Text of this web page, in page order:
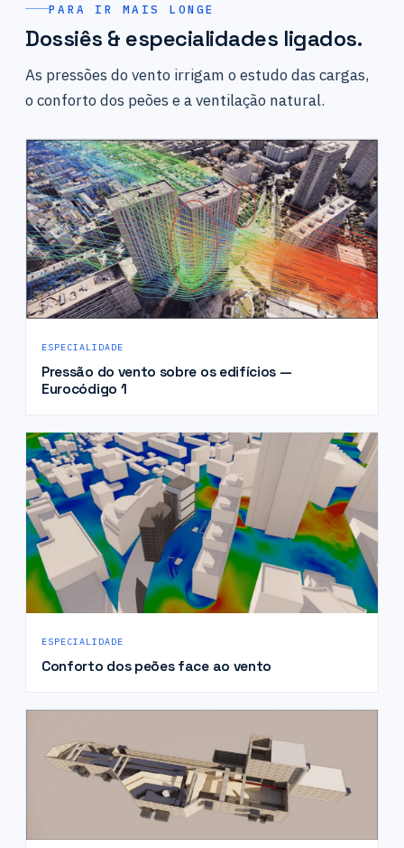
PARA IR MAIS LONGE
Dossiês & especialidades ligados.
As pressões do vento irrigam o estudo das cargas,
o conforto dos peões e a ventilação natural.
ESPECIALIDADE
Pressão do vento sobre os edifícios —
Eurocódigo 1
ESPECIALIDADE
Conforto dos peões face ao vento